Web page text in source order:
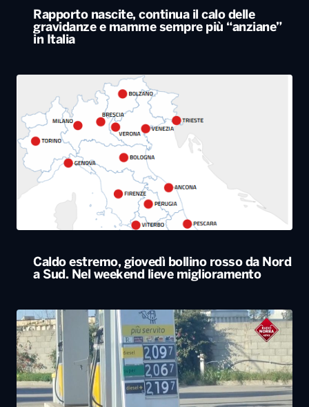
Rapporto nascite, continua il calo delle
gravidanze e mamme sempre più “anziane”
in Italia
Caldo estremo, giovedì bollino rosso da Nord
a Sud. Nel weekend lieve miglioramento